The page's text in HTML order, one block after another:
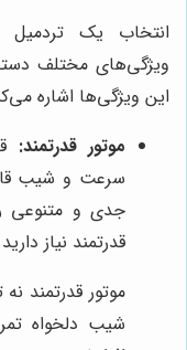
انتخاب یک تردمیل
ویژگی‌های مختلف
این ویژگی‌ها اشاره
موتور قدرتمند:
سرعت و شیب
جدی و متنوعی
قدرتمند نیاز
موتور قدرتمند
شیب دلخواه